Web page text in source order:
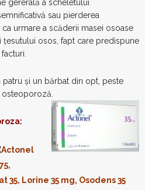
gererală a scheletului
sau pierderea
urmare a scăderii masei osoase
osos, fapt care predispune
și un bărbat din opt, peste
Actonel
35, Lorine 35 mg, Osodens 35